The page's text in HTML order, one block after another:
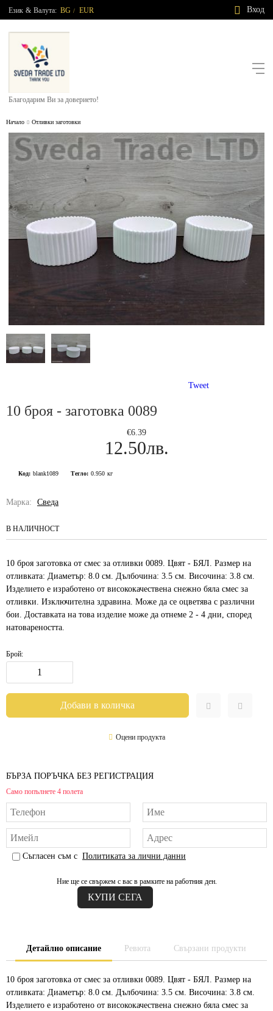
Език & Валута: BG / EUR Вход
Благодарим Ви за доверието!
Начало Отливки заготовки
Tweet
10 броя - заготовка 0089
€6.39
12.50лв.
Код: blank1089 Тегло: 0.950 кг
Марка: Сведа
В НАЛИЧНОСТ
10 броя заготовка от смес за отливки 0089. Цвят - БЯЛ. Размер на
отливката: Диаметър: 8.0 см. Дълбочина: 3.5 см. Височина: 3.8 см.
Изделието е изработено от висококачествена снежно бяла смес за
отливки. Изключителна здравина. Може да се оцветява с различни
бои. Доставката на това изделие може да отнеме 2 - 4 дни, според
натовареността.
Брой:
Оцени продукта
БЪРЗА ПОРЪЧКА БЕЗ РЕГИСТРАЦИЯ
Само попълнете 4 полета
Съгласен съм с Политиката за лични данни
Ние ще се свържем с вас в рамките на работния ден.
Детайлно описание Ревюта Свързани продукти
10 броя заготовка от смес за отливки 0089. Цвят - БЯЛ. Размер на
отливката: Диаметър: 8.0 см. Дълбочина: 3.5 см. Височина: 3.8 см.
Изделието е изработено от висококачествена снежно бяла смес за